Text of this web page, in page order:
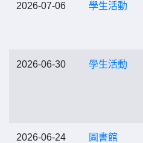
2026-07-06 學生活動
2026-06-30 學生活動
2026-06-24 圖書館